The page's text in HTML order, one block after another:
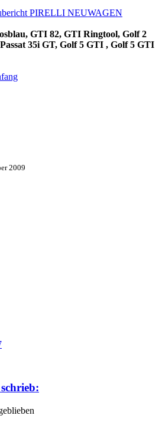
PIRELLI NEUWAGEN
GTI 82, GTI Ringtool, Golf 2
35i GT, Golf 5 GTI , Golf 5 GTI
2009